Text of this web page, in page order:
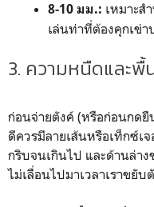
8-10 มม.: เหมาะ
เล่นท่าที่ต้องคุกเข่
3. ความหนืดและพื้
ก่อนจ่ายตังค์ (หรือก่อนกด
ดีควรมีลายเส้นหรือเท็กซ์เ
กริบจนเกินไป และด้านล่า
ไม่เลื่อนไปมาเวลาเราขยับ